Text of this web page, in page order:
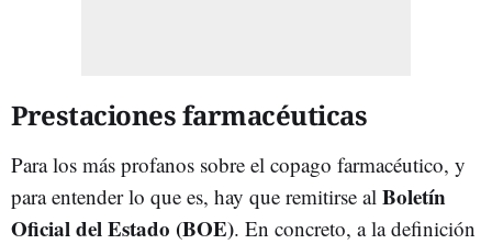
Prestaciones farmacéuticas
Para los más profanos sobre el copago farmacéutico, y
para entender lo que es, hay que remitirse al Boletín
Oficial del Estado (BOE). En concreto, a la definición